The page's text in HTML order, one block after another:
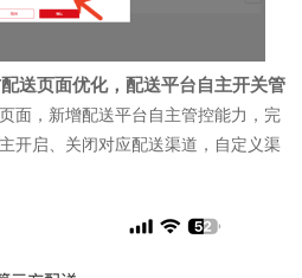
送页面优化，配送平台自主开关管
面，新增配送平台自主管控能力，完
开启、关闭对应配送渠道，自定义渠